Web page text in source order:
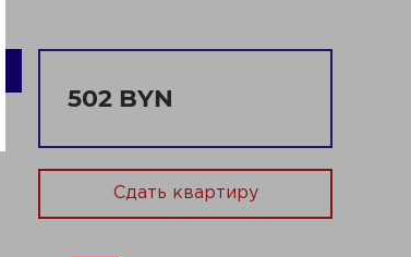
502 BYN
Сдать квартиру